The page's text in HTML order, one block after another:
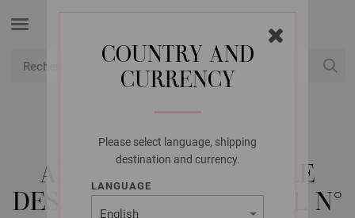
COUNTRY AND
CURRENCY
Please select language, shipping
destination and currency.
LANGUAGE
LANA GROSSA
AIGUILLE CIRCULAIRE
DESIGN EN BOIS SIGNAL N°